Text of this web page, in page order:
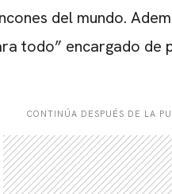
del mundo.
todo” encargado de
CONTINÚA DESPUÉS DE LA